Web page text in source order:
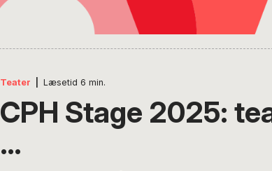
Teater Læsetid 6 min.
CPH Stage 2025:
…